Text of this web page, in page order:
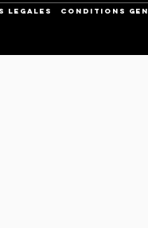
legales CONDITIONS